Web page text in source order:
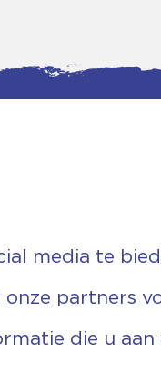
media te
partners
die u